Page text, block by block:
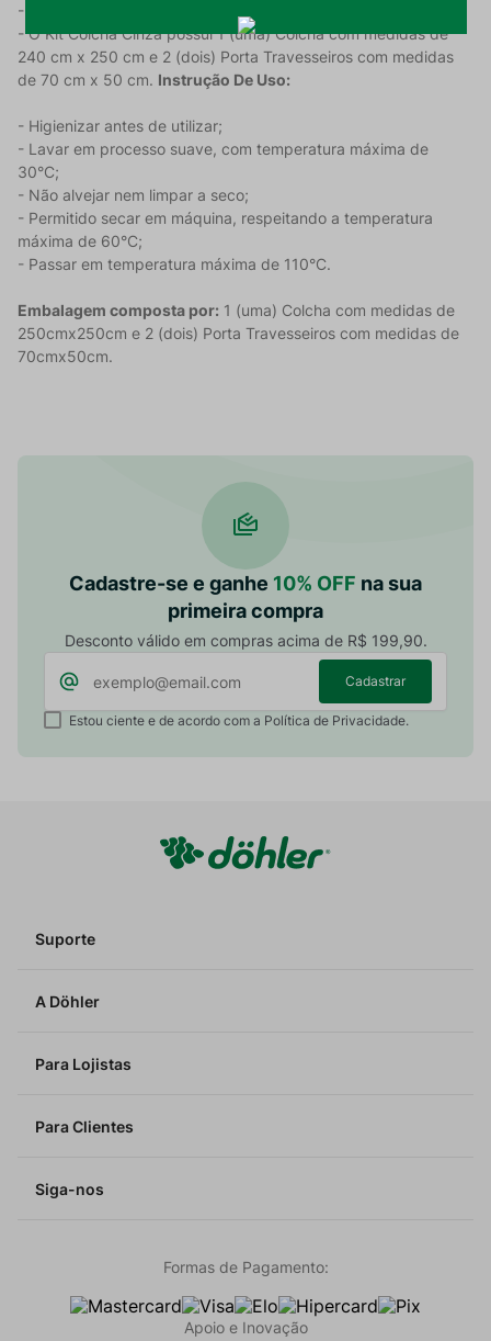
- Tecido leve, ideal para estações quentes;
- O Kit Colcha Cinza possui 1 (uma) Colcha com medidas de
240 cm x 250 cm e 2 (dois) Porta Travesseiros com medidas
de 70 cm x 50 cm. Instrução De Uso:
- Higienizar antes de utilizar;
- Lavar em processo suave, com temperatura máxima de
30°C;
- Não alvejar nem limpar a seco;
- Permitido secar em máquina, respeitando a temperatura
máxima de 60°C;
- Passar em temperatura máxima de 110°C.
Embalagem composta por: 1 (uma) Colcha com medidas de
250cmx250cm e 2 (dois) Porta Travesseiros com medidas de
70cmx50cm.
Cadastre-se e ganhe 10% OFF na sua
primeira compra
Desconto válido em compras acima de R$ 199,90.
Cadastrar
Estou ciente e de acordo com a Política de Privacidade.
Suporte
A Döhler
Para Lojistas
Para Clientes
Siga-nos
Formas de Pagamento:
Apoio e Inovação